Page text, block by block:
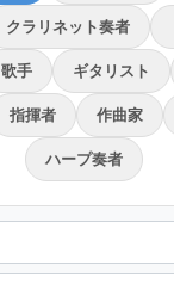
クラリネット奏者
歌手 ギタリスト
指揮者 作曲家
ハープ奏者